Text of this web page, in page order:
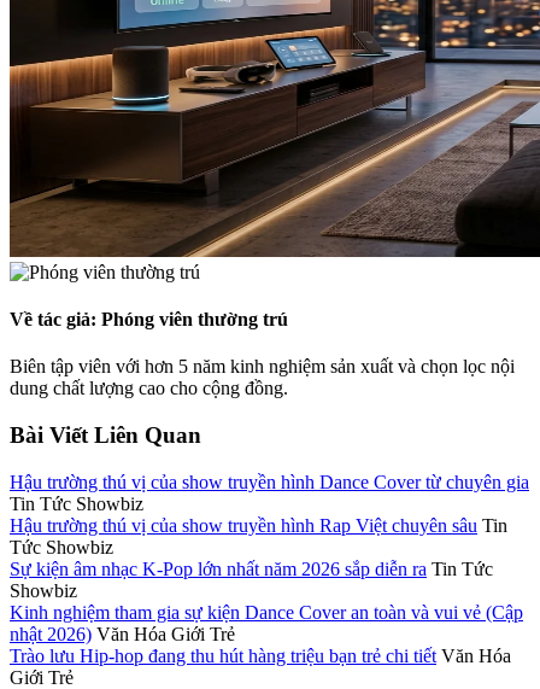
Về tác giả: Phóng viên thường trú
Biên tập viên với hơn 5 năm kinh nghiệm sản xuất và chọn lọc nội
dung chất lượng cao cho cộng đồng.
Bài Viết Liên Quan
Hậu trường thú vị của show truyền hình Dance Cover từ chuyên gia
Tin Tức Showbiz
Hậu trường thú vị của show truyền hình Rap Việt chuyên sâu Tin
Tức Showbiz
Sự kiện âm nhạc K-Pop lớn nhất năm 2026 sắp diễn ra Tin Tức
Showbiz
Kinh nghiệm tham gia sự kiện Dance Cover an toàn và vui vẻ (Cập
nhật 2026) Văn Hóa Giới Trẻ
Trào lưu Hip-hop đang thu hút hàng triệu bạn trẻ chi tiết Văn Hóa
Giới Trẻ